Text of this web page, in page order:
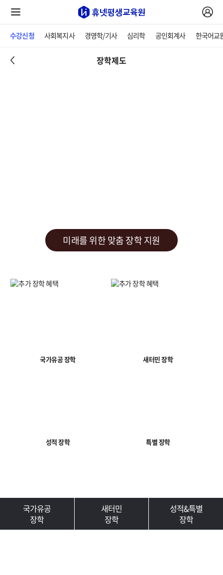
수강신청 사회복지사 경영학/기사 심리학 공인회계사 한국어교
장학제도
미래를 위한 맞춤 장학 지원
국가유공 장학 새터민 장학
성적 장학 특별 장학
국가유공
장학
새터민
장학
성적&특별
장학